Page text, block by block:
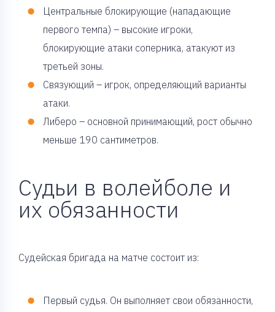
Центральные блокирующие (нападающие
первого темпа) – высокие игроки,
блокирующие атаки соперника, атакуют из
третьей зоны.
Связующий – игрок, определяющий варианты
атаки.
Либеро – основной принимающий, рост обычно
меньше 190 сантиметров.
Судьи в волейболе и
их обязанности
Судейская бригада на матче состоит из:
Первый судья. Он выполняет свои обязанности,